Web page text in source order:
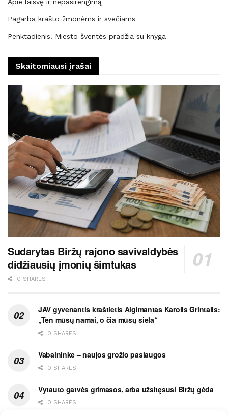
Pagarba krašto žmonėms ir svečiams
Penktadienis. Miesto šventės pradžia su knyga
Skaitomiausi įrašai
Sudarytas Biržų rajono savivaldybės
didžiausių įmonių šimtukas
0 SHARES
JAV gyvenantis kraštietis Algimantas Karolis Grintalis:
„Ten mūsų namai, o čia mūsų siela“
0 SHARES
Vabalninke – naujos grožio paslaugos
0 SHARES
Vytauto gatvės grimasos, arba užsitęsusi Biržų gėda
0 SHARES